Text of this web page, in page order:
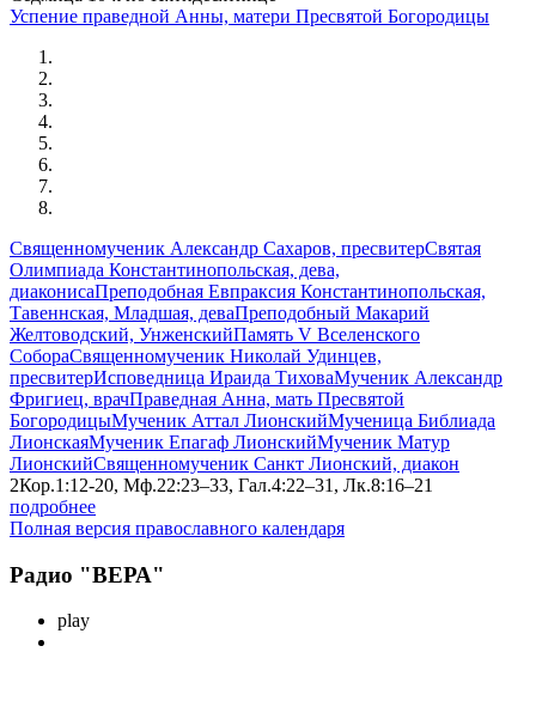
Успение праведной Анны, матери Пресвятой Богородицы
Священномученик Александр Сахаров, пресвитерСвятая
Олимпиада Константинопольская, дева,
диаконисаПреподобная Евпраксия Константинопольская,
Тавеннская, Младшая, деваПреподобный Макарий
Желтоводский, УнженскийПамять V Вселенского
СобораСвященномученик Николай Удинцев,
пресвитерИсповедница Ираида ТиховаМученик Александр
Фригиец, врачПраведная Анна, мать Пресвятой
БогородицыМученик Аттал ЛионскийМученица Библиада
ЛионскаяМученик Епагаф ЛионскийМученик Матур
ЛионскийСвященномученик Санкт Лионский, диакон
2Кор.1:12-20, Мф.22:23–33, Гал.4:22–31, Лк.8:16–21
подробнее
Полная версия православного календаря
Радио "ВЕРА"
play